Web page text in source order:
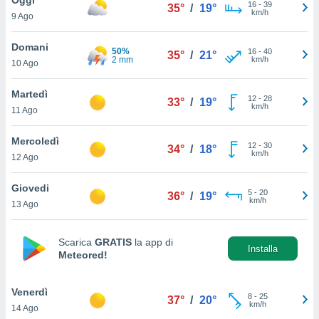
è
al sito
di
ci
di
il
un
la
nella
9 Ago
35° / 19° 16- 39
km/h
Domani
10 Ago
50%
2 mm
35° / 21° 16- 40
km/h
Martedì
11 Ago
33° / 19° 12- 28
km/h
Mercoledì
12 Ago
34° / 18° 12- 30
km/h
Giovedi
13 Ago
36° / 19° 5- 20
km/h
Scarica GRATIS la app di
Meteored!
Installa
Venerdì
14 Ago
37° / 20° 8- 25
km/h